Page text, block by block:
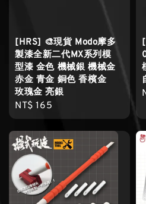
[HRS] 🎨現貨 Modo摩多
製漆全新二代MX系列模
型漆 金色 機械銀 機械金
赤金 青金 銅色 香檳金
玫瑰金 亮銀
Regular
price
NT$ 165